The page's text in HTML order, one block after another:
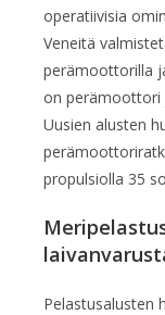
operatiivisia
Veneitä
perämoottorilla
on perämoottori
Uusien alusten
propulsiolla 35
Pelastusalusten